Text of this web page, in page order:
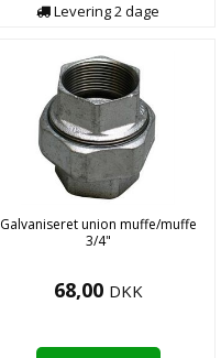
Levering2dage
Galvaniseret union muffe/muffe
3/4"
68,00 DKK